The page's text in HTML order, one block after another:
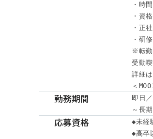
・時
・資
・正
・研
※転勤
受動
詳細
＜
勤務期間
即日
～長
応募資格
◆未経
◆高